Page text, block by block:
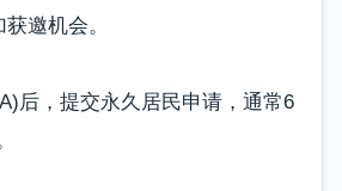
邀机会。
后，提交永久居民申请，通常6